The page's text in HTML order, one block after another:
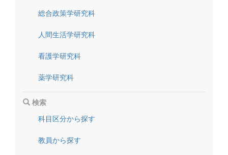
総合政策学研究科
人間生活学研究科
看護学研究科
薬学研究科
検索
科目区分から探す
教員から探す